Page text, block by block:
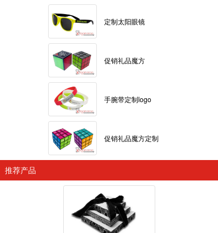
定制太阳眼镜
促销礼品魔方
手腕带定制logo
促销礼品魔方定制
推荐产品